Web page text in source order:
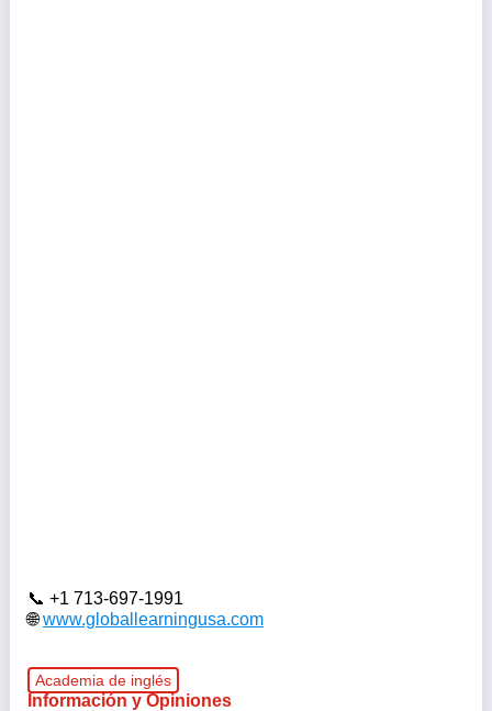
+1 713-697-1991
www.globallearningusa.com
Academia de inglés
Información y Opiniones